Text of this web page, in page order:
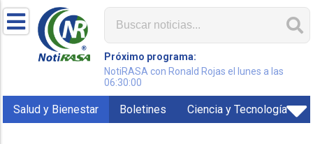
Próximo programa:
NotiRASA con Ronald Rojas el lunes a las
06:30:00
Salud y Bienestar Boletines Ciencia y Tecnología